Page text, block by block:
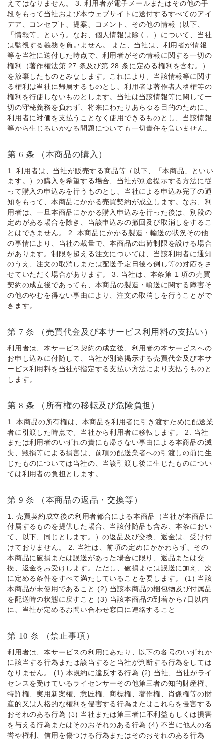
えてはなりません。 3. 利⽤者が電⼦メールまたはその他の⼿
段をもって当社および本ウェブサイトに送付するすべてのアイ
デア、コンセプト、提案、コメント、その他の情報（以下、
「情報等」という。なお、個⼈情報は除く。）について、当社
は監視する義務を負いません。 また、当社は、利⽤者が情報
等を当社に送付した時点で、利⽤者がその情報に関する⼀切の
権利（著作権法第 27 条及び第 28 条に定める権利を含む。）
を放棄したものとみなします。これにより、当該情報等に関す
る権利は当社に帰属するものとし、利⽤者は著作者⼈格権等の
権利を⾏使しないものとします。当社は当該情報等に関して⼀
切の守秘義務を負わず、将来にわたりあらゆる⽬的のために、
利⽤者に対価を⽀払うことなく使⽤できるものとし、当該情報
等から⽣じるいかなる問題についても⼀切責任を負いません。
第 6 条 （本商品の購⼊）
1. 利⽤者は、当社が販売する商品等（以下、「本商品」といい
ます。）の購⼊を希望する場合、当社が別途提⽰する⽅法に従
って購⼊の申込みを⾏うものとし、当社による申込み完了の通
知をもって、本商品にかかる売買契約が成⽴します。なお、利
⽤者は、⼀旦本商品にかかる購⼊申込みを⾏った後は、別段の
定めがある場合を除き、当該申込みの撤回及び取消しをするこ
とはできません。 2. 本商品にかかる製造・輸送の状況その他
の事情により、当社の裁量で、本商品の出荷制限を設ける場合
があります。制限を超える注⽂については、当該利⽤者に通知
のうえ、注⽂の取消しまたは配送予定⽇後ろ倒し等の対応をさ
せていただく場合があります。 3. 当社は、本条第 1 項の売買
契約の成⽴後であっても、本商品の製造・輸送に関する障害そ
の他のやむを得ない事由により、注⽂の取消しを⾏うことがで
きます。
第 7 条 （売買代⾦及び本サービス利⽤料の⽀払い）
利⽤者は、本サービス契約の成⽴後、利⽤者の本サービスへの
お申し込みに付随して、当社が別途掲⽰する売買代⾦及び本サ
ービス利⽤料を当社が指定する⽀払い⽅法により⽀払うものと
します。
第 8 条 （所有権の移転及び危険負担）
1. 本商品の所有権は、本商品を利⽤者に引き渡すために配送業
者に引渡した時点で、当社から利⽤者に移転します。 2. 当社
または利⽤者のいずれの責にも帰さない事由による本商品の滅
失、毀損等による損害は、前項の配送業者への引渡しの前に⽣
じたものについては当社の、当該引渡し後に⽣じたものについ
ては利⽤者の負担とします。
第 9 条 （本商品の返品・交換等）
1. 売買契約成⽴後の利⽤者都合による本商品（当社が本商品に
付属するものを提供した場合、当該付随品も含み、本条におい
て、以下、同じとします。）の返品及び交換、返⾦は、受け付
けておりません。 2. 当社は、前項の定めにかかわらず、その
本商品に破損または誤送があった場合に限り、返品または交
換、返⾦をお受けします。ただし、破損または誤送に加え、次
に定める条件をすべて満たしていることを要します。 (1) 当該
本商品が未使⽤であること (2) 当該本商品の梱包物及び付属品
を配送時の状態に戻すこと (3) 当該本商品の到着から7⽇以内
に、当社が定めるお問い合わせ窓⼝に連絡すること
第 10 条 （禁⽌事項）
利⽤者は、本サービスの利⽤にあたり、以下の各号のいずれか
に該当する⾏為または該当すると当社が判断する⾏為をしては
なりません。 (1) 本規約に違反する⾏為 (2) 当社、当社がライ
センスを受けているライセンサーその他第三者の知的財産権、
特許権、実⽤新案権、意匠権、商標権、著作権、肖像権等の財
産的⼜は⼈格的な権利を侵害する⾏為またはこれらを侵害する
おそれのある⾏為 (3) 当社または第三者に不利益もしくは損害
を与える⾏為またはそのおそれのある⾏為 (4) 不当に他⼈の名
誉や権利、信⽤を傷つける⾏為またはそのおそれのある⾏為